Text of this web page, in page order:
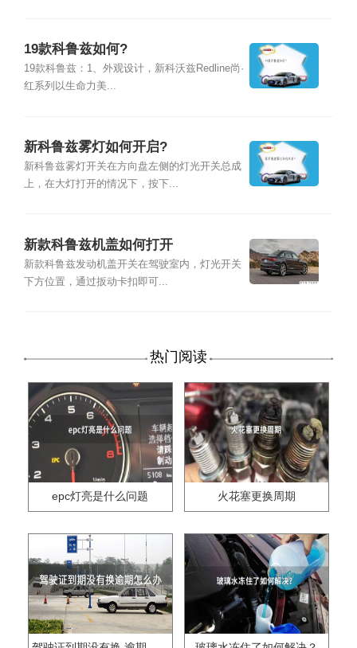
19款科鲁兹如何?
19款科鲁兹：1、外观设计，新科沃兹Redline尚·
红系列以生命力美...
新科鲁兹雾灯如何开启?
新科鲁兹雾灯开关在方向盘左侧的灯光开关总成
上，在大灯打开的情况下，按下...
新款科鲁兹机盖如何打开
新款科鲁兹发动机盖开关在驾驶室内，灯光开关
下方位置，通过扳动卡扣即可...
热门阅读
epc灯亮是什么问题 火花塞更换周期